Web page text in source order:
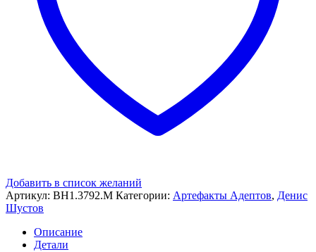
Добавить в список желаний
Артикул: ВН1.3792.М Категории: Артефакты Адептов, Денис
Шустов
Описание
Детали